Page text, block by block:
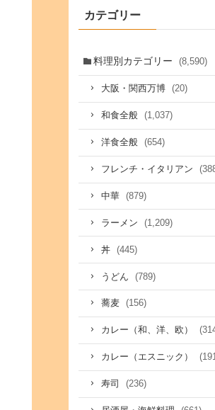
カテゴリー
料理別カテゴリー (8,590)
大阪・関西万博 (20)
和食全般 (1,037)
洋食全般 (654)
フレンチ・イタリアン
中華 (879)
ラーメン (1,209)
丼 (445)
うどん (789)
蕎麦 (156)
カレー（和、洋、欧）
カレー（エスニック）
寿司 (236)